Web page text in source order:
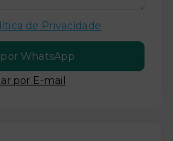
de Privacidade
por WhatsApp
por E-mail